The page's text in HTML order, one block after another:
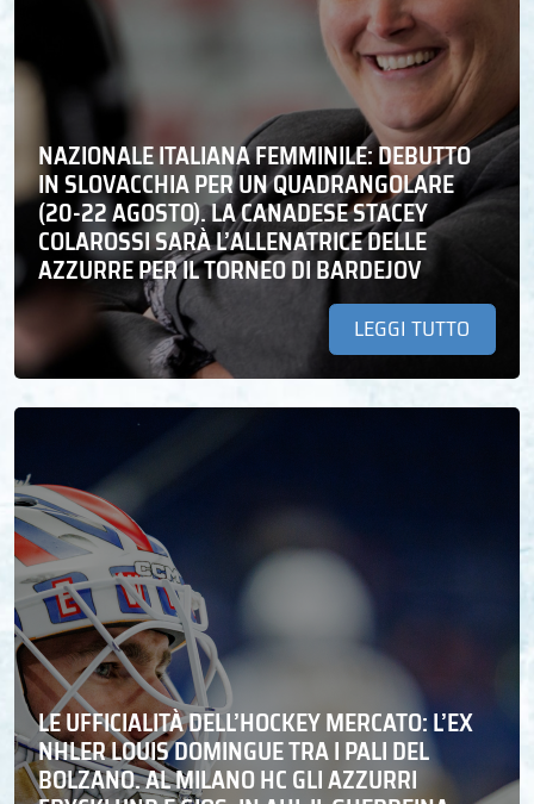
NAZIONALE ITALIANA FEMMINILE: DEBUTTO
IN SLOVACCHIA PER UN QUADRANGOLARE
(20-22 AGOSTO). LA CANADESE STACEY
COLAROSSI SARÀ L’ALLENATRICE DELLE
AZZURRE PER IL TORNEO DI BARDEJOV
LEGGI TUTTO
LE UFFICIALITÀ DELL’HOCKEY MERCATO: L’EX
NHLER LOUIS DOMINGUE TRA I PALI DEL
BOLZANO. AL MILANO HC GLI AZZURRI